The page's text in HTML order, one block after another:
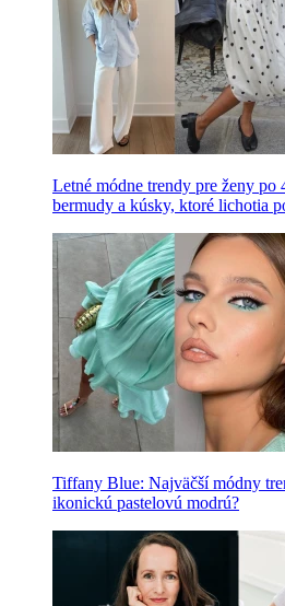
Letné módne trendy pre ženy po
bermudy a kúsky, ktoré lichotia
Tiffany Blue: Najväčší módny
ikonickú pastelovú modrú?